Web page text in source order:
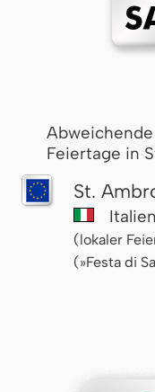
Feiertage in
St.
(lokaler
(»Festa di